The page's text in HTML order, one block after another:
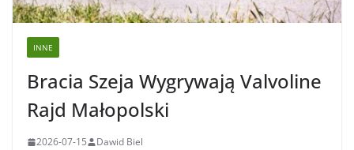
INNE
Bracia Szeja Wygrywają Valvoline
Rajd Małopolski
2026-07-15 Dawid Biel